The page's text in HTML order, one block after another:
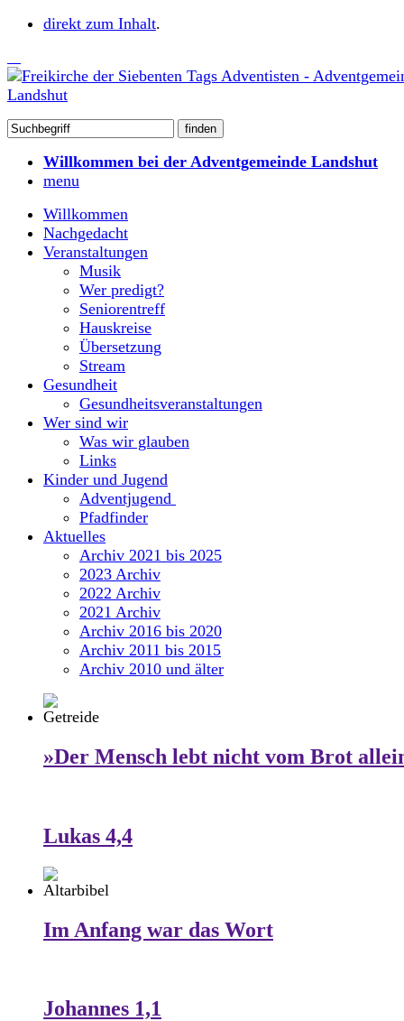
direkt zum Inhalt.
Willkommen bei der Adventgemeinde Landshut
menu
Willkommen
Nachgedacht
Veranstaltungen
Musik
Wer predigt?
Seniorentreff
Hauskreise
Übersetzung
Stream
Gesundheit
Gesundheitsveranstaltungen
Wer sind wir
Was wir glauben
Links
Kinder und Jugend
Adventjugend
Pfadfinder
Aktuelles
Archiv 2021 bis 2025
2023 Archiv
2022 Archiv
2021 Archiv
Archiv 2016 bis 2020
Archiv 2011 bis 2015
Archiv 2010 und älter
»Der Mensch lebt nicht vom Brot
Lukas 4,4
Im Anfang war das Wort
Johannes 1,1